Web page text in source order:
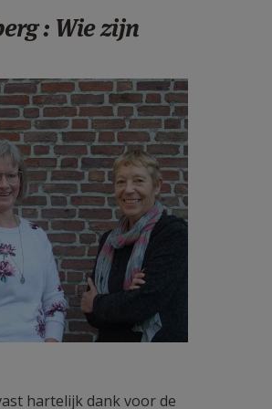
: Wie zijn
hartelijk dank voor de